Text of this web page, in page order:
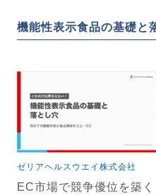
機能性表示食品の基礎と
ゼリアヘルスウエイ株式会社
EC市場で競争優位を築